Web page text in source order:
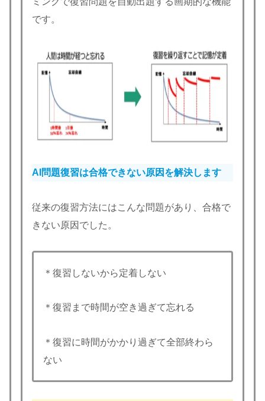
です。
AI問題復習は合格できない原因を解決します
従来の復習方法にはこんな問題があり、合格で
きない原因でした。
＊復習しないから定着しない
＊復習まで時間が空き過ぎて忘れる
＊復習に時間がかかり過ぎて全部終わら
ない